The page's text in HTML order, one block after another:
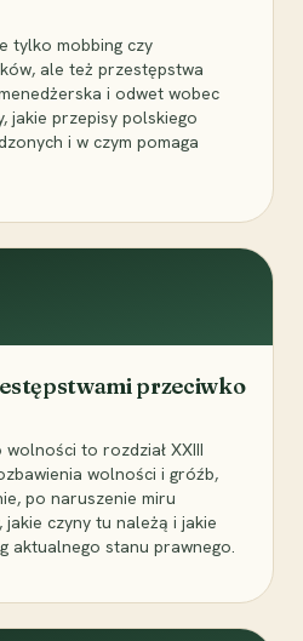
tylko mobbing czy
ale też przestępstwa
i odwet wobec
jakie przepisy polskiego
i w czym pomaga
przeciwko
to rozdział XXIII
wolności i gróźb,
po naruszenie miru
jakie czyny tu należą i jakie
aktualnego stanu prawnego.